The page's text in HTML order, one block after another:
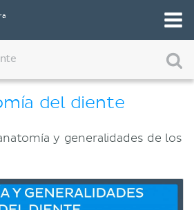
del diente
y generalidades de los